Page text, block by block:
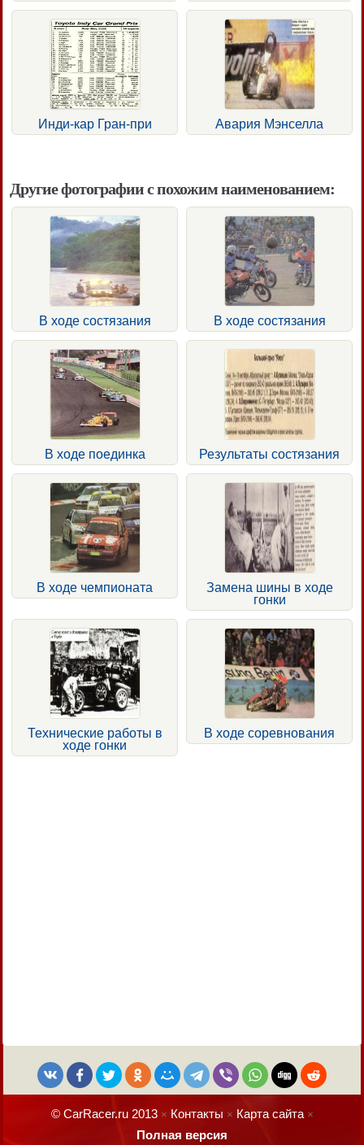
Инди-кар Гран-при Авария Мэнселла
Другие фотографии с похожим наименованием:
В ходе состязания В ходе состязания
В ходе поединка Результаты состязания
В ходе чемпионата
Замена шины в ходе
гонки
Технические работы в
ходе гонки
В ходе соревнования
© CarRacer.ru 2013× Контакты × Карта сайта×
Полная версия